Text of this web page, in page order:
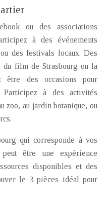
ou des associations
à des événements
des festivals locaux. Des
du film de Strasbourg ou la
être des occasions pour
Participez à des activités
zoo, au jardin botanique, ou
qui corresponde à vos
être une expérience
disponibles et des
le 3 pièces idéal pour